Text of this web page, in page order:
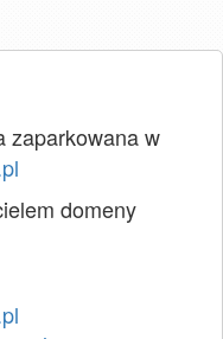
zaparkowana w
domeny